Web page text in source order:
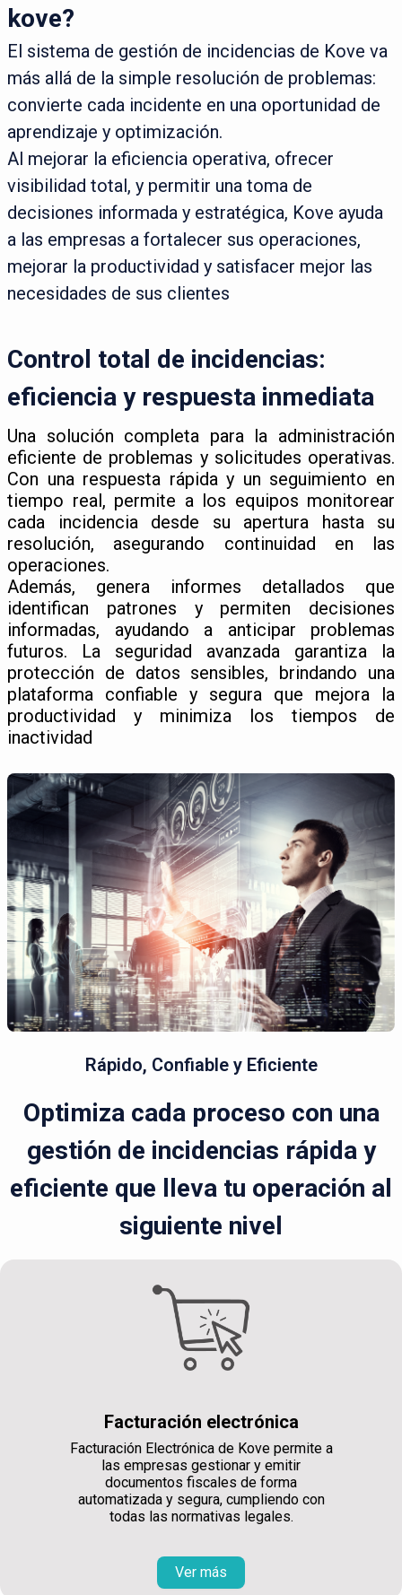
kove?
El sistema de gestión de incidencias de Kove va
más allá de la simple resolución de problemas:
convierte cada incidente en una oportunidad de
aprendizaje y optimización.
Al mejorar la eficiencia operativa, ofrecer
visibilidad total, y permitir una toma de
decisiones informada y estratégica, Kove ayuda
a las empresas a fortalecer sus operaciones,
mejorar la productividad y satisfacer mejor las
necesidades de sus clientes
Control total de incidencias:
eficiencia y respuesta inmediata
Una solución completa para la administración
eficiente de problemas y solicitudes operativas.
Con una respuesta rápida y un seguimiento en
tiempo real, permite a los equipos monitorear
cada incidencia desde su apertura hasta su
resolución, asegurando continuidad en las
operaciones.
Además, genera informes detallados que
identifican patrones y permiten decisiones
informadas, ayudando a anticipar problemas
futuros. La seguridad avanzada garantiza la
protección de datos sensibles, brindando una
plataforma confiable y segura que mejora la
productividad y minimiza los tiempos de
inactividad
Rápido, Confiable y Eficiente
Optimiza cada proceso con una
gestión de incidencias rápida y
eficiente que lleva tu operación al
siguiente nivel
Facturación electrónica
Facturación Electrónica de Kove permite a
las empresas gestionar y emitir
documentos fiscales de forma
automatizada y segura, cumpliendo con
todas las normativas legales.
Ver más